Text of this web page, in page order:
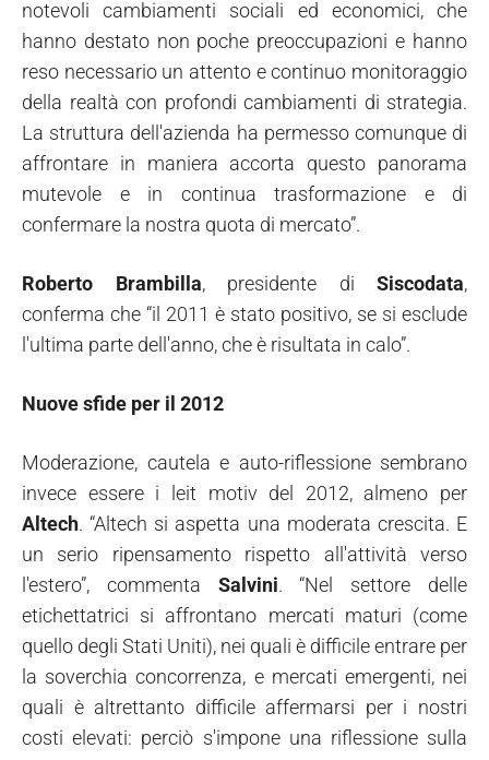
notevoli cambiamenti sociali ed economici, che
hanno destato non poche preoccupazioni e hanno
reso necessario un attento e continuo monitoraggio
della realtà con profondi cambiamenti di strategia.
La struttura dell'azienda ha permesso comunque di
affrontare in maniera accorta questo panorama
mutevole e in continua trasformazione e di
confermare la nostra quota di mercato”.
Roberto Brambilla, presidente di Siscodata,
conferma che “il 2011 è stato positivo, se si esclude
l'ultima parte dell'anno, che è risultata in calo”.
Nuove sfide per il 2012
Moderazione, cautela e auto-riflessione sembrano
invece essere i leit motiv del 2012, almeno per
Altech. “Altech si aspetta una moderata crescita. E
un serio ripensamento rispetto all'attività verso
l'estero”, commenta Salvini. “Nel settore delle
etichettatrici si affrontano mercati maturi (come
quello degli Stati Uniti), nei quali è difficile entrare per
la soverchia concorrenza, e mercati emergenti, nei
quali è altrettanto difficile affermarsi per i nostri
costi elevati: perciò s'impone una riflessione sulla